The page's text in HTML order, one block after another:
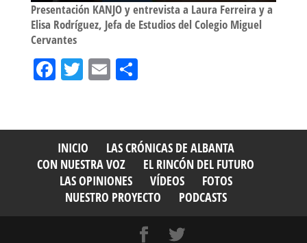
Presentación KANJO y entrevista a Laura Ferreira y a
Elisa Rodríguez, Jefa de Estudios del Colegio Miguel
Cervantes
Fa
ok
T
er
E Sh
INICIO
LAS CRÓNICAS DE ALBANTA
CON NUESTRA VOZ
EL RINCÓN DEL FUTURO
LAS OPINIONES
VÍDEOS
FOTOS
NUESTRO PROYECTO
PODCASTS